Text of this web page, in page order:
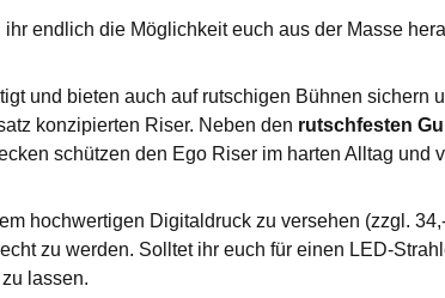
endlich die Möglichkeit euch aus der Masse
und bieten auch auf rutschigen Bühnen sichern
konzipierten Riser. Neben den rutschfesten
schützen den Ego Riser im harten Alltag und
hochwertigen Digitaldruck zu versehen (zzgl.
zu werden. Solltet ihr euch für einen LED-
lassen.